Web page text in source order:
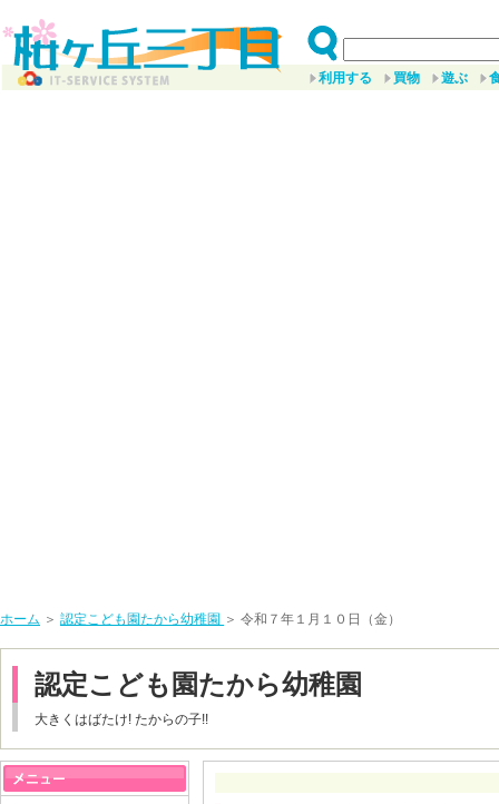
利用する 買物 遊ぶ
ホーム ＞ 認定こども園たから幼稚園 ＞ 令和７年１月１０日（金）
認定こども園たから幼稚園
大きくはばたけ! たからの子!!